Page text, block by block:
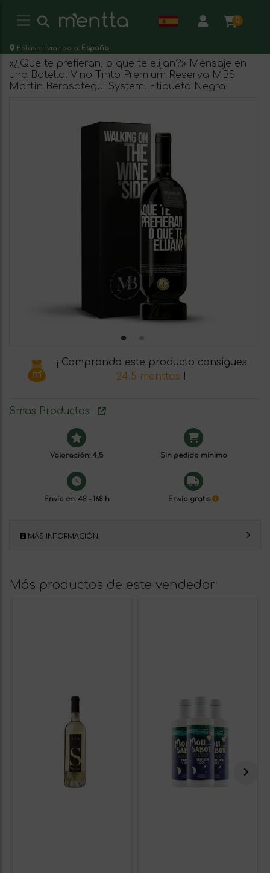
0
Estás enviando a: España
«¿Que te prefieran, o que te elijan?» Mensaje en
una Botella. Vino Tinto Premium Reserva MBS
Martín Berasategui System. Etiqueta Negra
¡ Comprando este producto consigues
24.5 menttos !
Smas Productos
Valoración: 4,5 Sin pedido mínimo
Envío en: 48 - 168 h Envío gratis
MÁS INFORMACIÓN
Más productos de este vendedor